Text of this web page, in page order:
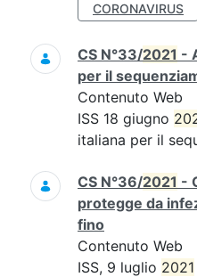
CORONAVIRUS
CS N°33/2021 -
per il
Contenuto Web
ISS 18 giugno
italiana per il
CS N°36/2021 -
protegge da
fino
Contenuto Web
ISS, 9 luglio 2021